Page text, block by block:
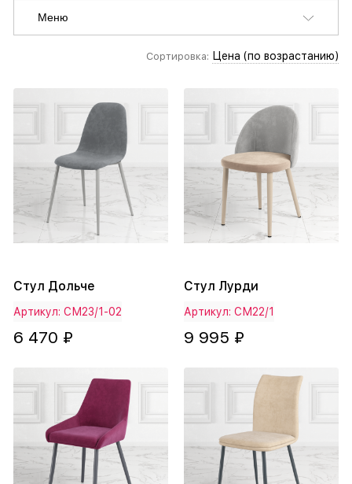
Меню
Сортировка: Цена (по возрастанию)
Стул Дольче
Артикул: СМ23/1-02
6 470 ₽
Стул Лурди
Артикул: СМ22/1
9 995 ₽